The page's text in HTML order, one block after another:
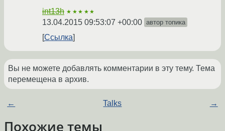
int13h ★★★★★
13.04.2015 09:53:07 +00:00 автор топика
Ссылка
Вы не можете добавлять комментарии в эту тему. Тема
перемещена в архив.
← Talks →
Похожие темы